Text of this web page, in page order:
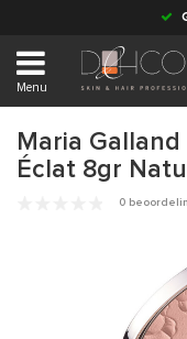
Menu
Maria
Éclat 8gr
0